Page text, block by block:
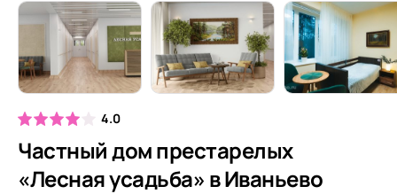
4.0
Частный дом престарелых
«Лесная усадьба» в Иваньево